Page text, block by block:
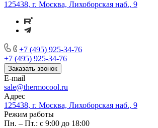
125438, г. Москва, Лихоборская наб., 9
+7 (495) 925-34-76
+7 (495) 925-34-76
Заказать звонок
E-mail
sale@thermocool.ru
Адрес
125438, г. Москва, Лихоборская наб., 9
Режим работы
Пн. – Пт.: с 9:00 до 18:00